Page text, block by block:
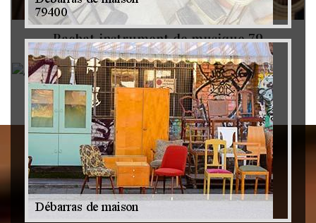
Rachat instrument de musique 79
Achat antiquité 79